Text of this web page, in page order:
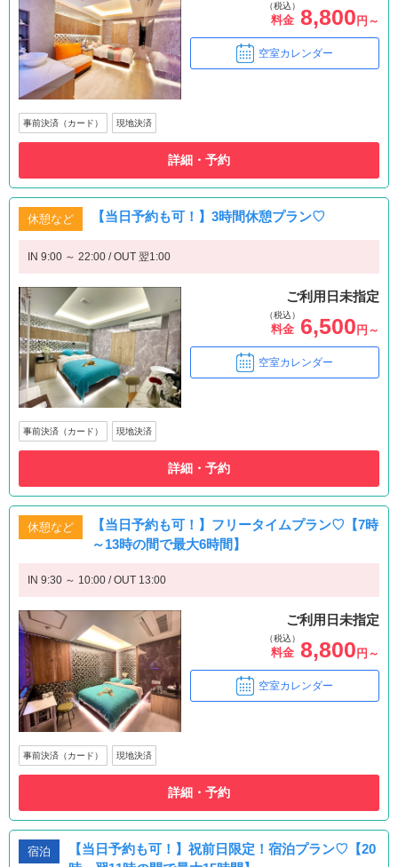
（税込）
料金 8,800 円～
空室カレンダー
事前決済（カード） 現地決済
詳細・予約
休憩など 【当日予約も可！】3時間休憩プラン♡
IN 9:00 ～ 22:00 / OUT 翌1:00
ご利用日未指定
（税込）
料金 6,500 円～
空室カレンダー
事前決済（カード） 現地決済
詳細・予約
休憩など
【当日予約も可！】フリータイムプラン♡【7時
～13時の間で最大6時間】
IN 9:30 ～ 10:00 / OUT 13:00
ご利用日未指定
（税込）
料金 8,800 円～
空室カレンダー
事前決済（カード） 現地決済
詳細・予約
宿泊
【当日予約も可！】祝前日限定！宿泊プラン♡【20